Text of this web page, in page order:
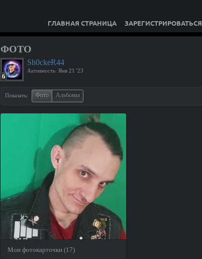
ГЛАВНАЯ СТРАНИЦА ЗАРЕГИСТРИРОВАТЬСЯ
ФОТО
6
Sh0ckeR44
Активность: Янв 21 '23
Показать: Фото Альбомы
Мои фотокарточки (17)